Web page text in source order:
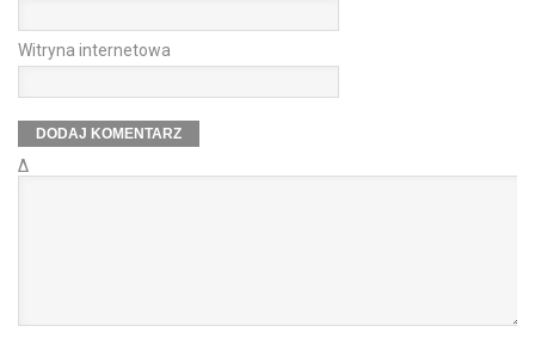
Witryna internetowa
Δ